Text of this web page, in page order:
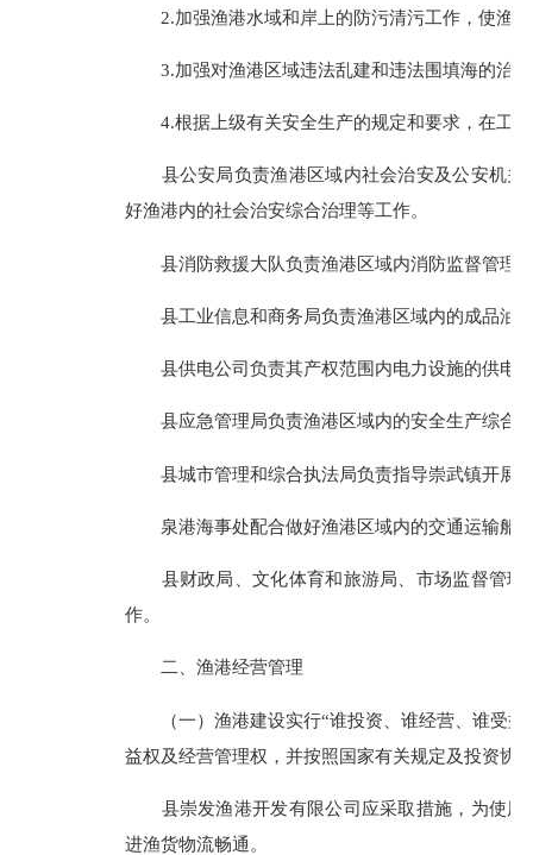
2.加强渔港水域和岸上的防污清污工作，使渔港
3.加强对渔港区域违法乱建和违法围填海的治理
4.根据上级有关安全生产的规定和要求，在工作
县公安局负责渔港区域内社会治安及公安机关
好渔港内的社会治安综合治理等工作。
县消防救援大队负责渔港区域内消防监督管理
县工业信息和商务局负责渔港区域内的成品油
县供电公司负责其产权范围内电力设施的供电
县应急管理局负责渔港区域内的安全生产综合
县城市管理和综合执法局负责指导崇武镇开展
泉港海事处配合做好渔港区域内的交通运输船
县财政局、文化体育和旅游局、市场监督管理
作。
二、渔港经营管理
（一）渔港建设实行“谁投资、谁经营、谁受益
益权及经营管理权，并按照国家有关规定及投资协
县崇发渔港开发有限公司应采取措施，为使用
进渔货物流畅通。